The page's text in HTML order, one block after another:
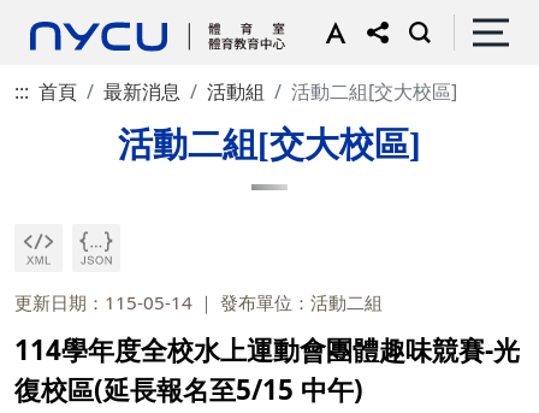
::: 首頁 最新消息 活動組 活動二組[交大校區]
活動二組[交大校區]
更新日期：115-05-14 發布單位：活動二組
114學年度全校水上運動會團體趣味競賽-光
復校區(延長報名至5/15 中午)